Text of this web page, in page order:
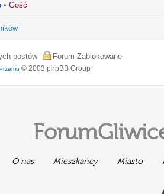
• Gość
postów Forum Zablokowane
© 2003 phpBB Group
O nas Mieszkańcy Miasto